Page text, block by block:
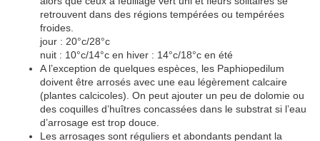
retrouvent dans des régions tempérées ou tempérées
froides.
jour : 20°c/28°c
nuit : 10°c/14°c en hiver : 14°c/18°c en été
A l’exception de quelques espèces, les Paphiopedilum
doivent être arrosés avec une eau légèrement calcaire
(plantes calcicoles). On peut ajouter un peu de dolomie ou
des coquilles d’huîtres concassées dans le substrat si l’eau
d’arrosage est trop douce.
Les arrosages sont réguliers et abondants pendant la